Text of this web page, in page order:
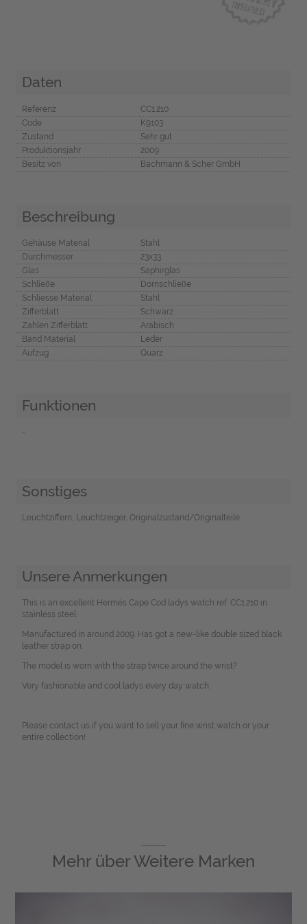
Daten
Referenz
CC1.210
Code
K9103
Zustand
Sehr gut
Produktionsjahr
2009
Besitz von
Bachmann & Scher GmbH
Beschreibung
Gehäuse Material
Stahl
Durchmesser
23x33
Glas
Saphirglas
Schließe
Dornschließe
Schliesse Material
Stahl
Zifferblatt
Schwarz
Zahlen Zifferblatt
Arabisch
Band Material
Leder
Aufzug
Quarz
Funktionen
-
Sonstiges
Leuchtziffern, Leuchtzeiger, Originalzustand/Originalteile
Unsere Anmerkungen
This is an excellent Hermès Cape Cod ladys watch ref. CC1.210 in
stainless steel.
Manufactured in around 2009. Has got a new-like double sized black
leather strap on.
The model is worn with the strap twice around the wrist?
Very fashionable and cool ladys every day watch.
Please contact us if you want to sell your fine wrist watch or your
entire collection!
Mehr überWeitere Marken